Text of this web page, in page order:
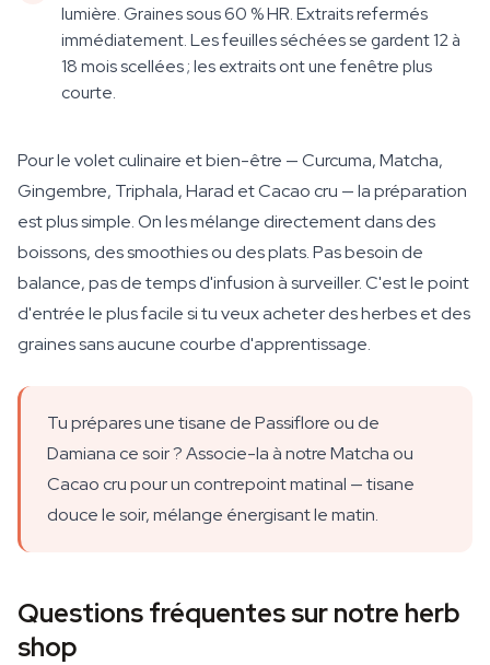
lumière. Graines sous 60 % HR. Extraits refermés
immédiatement. Les feuilles séchées se gardent 12 à
18 mois scellées ; les extraits ont une fenêtre plus
courte.
Pour le volet culinaire et bien-être — Curcuma, Matcha,
Gingembre, Triphala, Harad et Cacao cru — la préparation
est plus simple. On les mélange directement dans des
boissons, des smoothies ou des plats. Pas besoin de
balance, pas de temps d'infusion à surveiller. C'est le point
d'entrée le plus facile si tu veux acheter des herbes et des
graines sans aucune courbe d'apprentissage.
Tu prépares une tisane de Passiflore ou de
Damiana ce soir ? Associe-la à notre Matcha ou
Cacao cru pour un contrepoint matinal — tisane
douce le soir, mélange énergisant le matin.
Questions fréquentes sur notre herb
shop